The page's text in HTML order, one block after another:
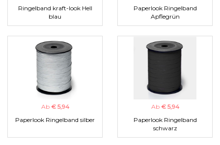
Ringelband kraft-look Hell
blau
Paperlook Ringelband
Apflegrün
Ab € 5,94
Paperlook Ringelband silber
Ab € 5,94
Paperlook Ringelband
schwarz